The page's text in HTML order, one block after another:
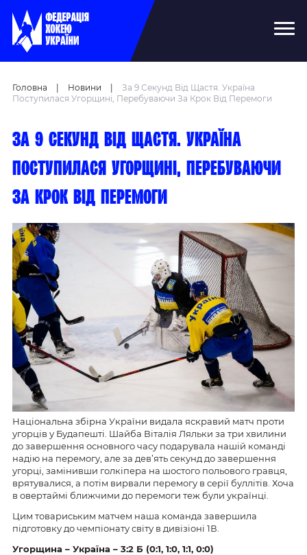
Головна Новини
За 9 Секунд Від Щастя. Україна
Поступилася Угорщині, Перебуваючи За Крок Від Перемоги
За 9 секунд від щастя. Україна
поступилася Угорщині, перебуваючи
за крок від перемоги
Національна збірна України видала яскравий матч проти
угорців у Будапешті. Шайба Віталія Ляльки за три хвилини
до завершення основного часу подарувала нашій команді
надію на перемогу, але за дев’ять секунд до завершення
угорці, замінивши голкіпера на шостого польового гравця,
врятувалися, а потім вирвали перемогу в серії буллітів. Хоча
в овертаймі ближчими до перемоги теж були українці.
Цим товариським матчем наша команда завершила
підготовку до чемпіонату світу в дивізіоні 1В.
Угорщина – Україна – 3:2 Б (0:1, 1:0, 1:1, 0:0)